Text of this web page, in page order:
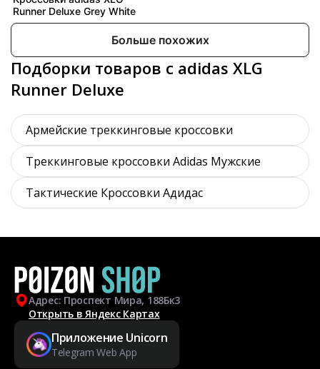
Runner Deluxe Grey White
Больше похожих
Подборки товаров с adidas XLG
Runner Deluxe
Армейские треккинговые кроссовки
Треккинговые кроссовки Adidas Мужские
Тактические Кроссовки Адидас
Адрес: Проспект Мира, 188Бк3
Открыть в Яндекс Картах
Приложение Unicorn
Telegram Web App